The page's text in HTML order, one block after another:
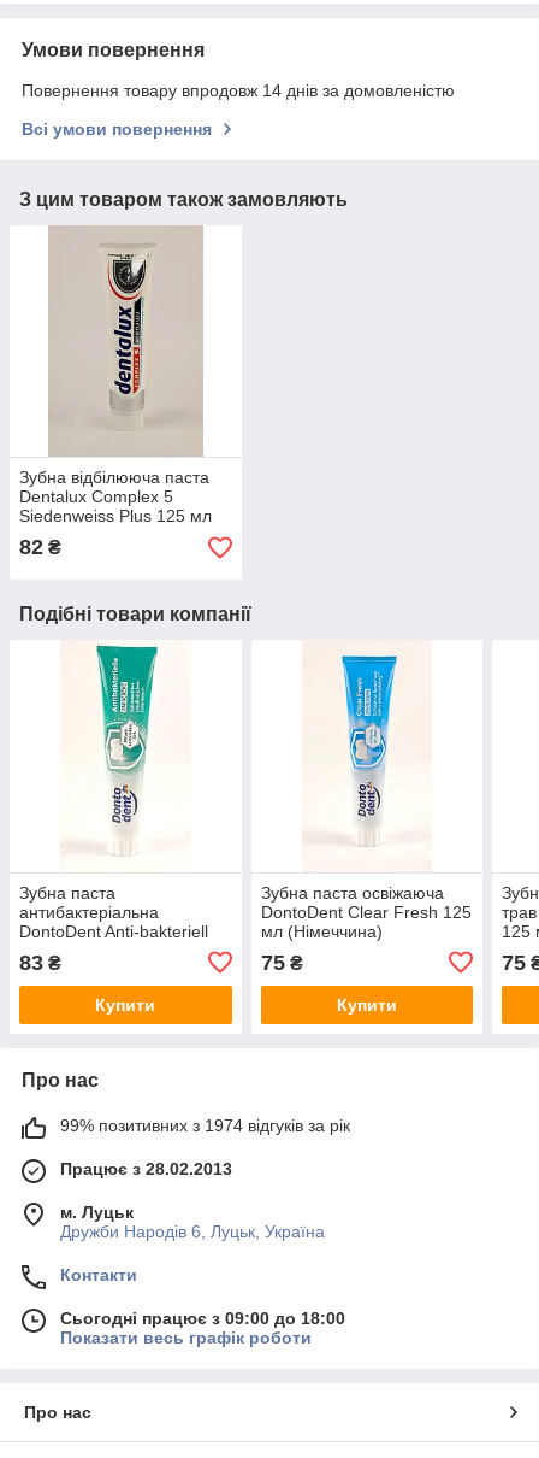
Умови повернення
Повернення товару впродовж 14 днів за домовленістю
Всі умови повернення
З цим товаром також замовляють
Зубна відбілююча паста
Dentalux Complex 5
Siedenweiss Plus 125 мл
Німеччина
82 ₴
Подібні товари компанії
Зубна паста
антибактеріальна
DontoDent Anti-bakteriell
83 ₴
Купити
Зубна паста освіжаюча
DontoDent Clear Fresh 125
мл (Німеччина)
75₴
Купити
125
75
Про нас
99% позитивних з 1974 відгуків за рік
Працює з 28.02.2013
м. Луцьк
Дружби Народів 6, Луцьк, Україна
Контакти
Сьогодні працює з 09:00 до 18:00
Показати весь графік роботи
Про нас